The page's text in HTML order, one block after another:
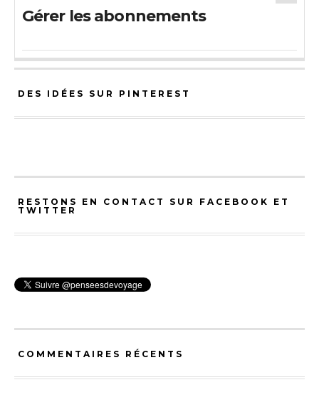
Gérer les abonnements
DES IDÉES SUR PINTEREST
RESTONS EN CONTACT SUR FACEBOOK ET
TWITTER
COMMENTAIRES RÉCENTS